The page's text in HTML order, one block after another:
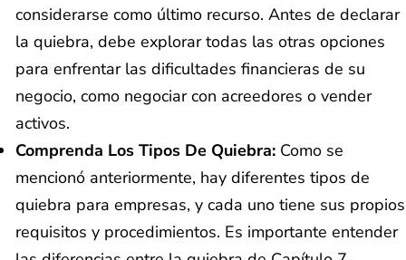
considerarse como último recurso. Antes de declarar
la quiebra, debe explorar todas las otras opciones
para enfrentar las dificultades financieras de su
negocio, como negociar con acreedores o vender
activos.
Comprenda Los Tipos De Quiebra: Como se
mencionó anteriormente, hay diferentes tipos de
quiebra para empresas, y cada uno tiene sus propios
requisitos y procedimientos. Es importante entender